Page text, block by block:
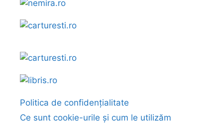
Politica de confidențialitate
Ce sunt cookie-urile și cum le utilizăm